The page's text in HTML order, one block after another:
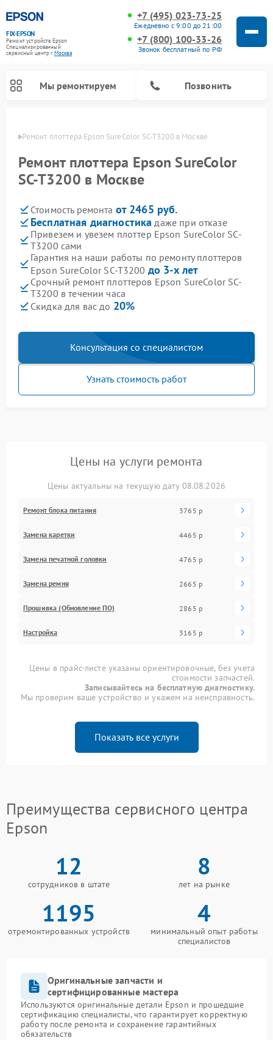
FIX-EPSON
Ремонт устройств Epson
Специализированный
cервисный центр г.Москва
+7 (495) 023-73-25
Ежедневно с 9:00 до 21:00
+7 (800) 100-33-26
Звонок бесплатный по РФ
Мы ремонтируем Позвонить
Ремонт плоттера Epson SureColor SC-T3200 в Москве
Ремонт плоттера Epson SureColor
SC-T3200 в Москве
Стоимость ремонта от 2465 руб.
Бесплатная диагностика даже при отказе
Привезем и увезем плоттер Epson SureColor SC-
T3200 сами
Гарантия на наши работы по ремонту плоттеров
Epson SureColor SC-T3200 до 3-х лет
Срочный ремонт плоттеров Epson SureColor SC-
T3200 в течении часа
Скидка для вас до 20%
Консультация со специалистом
Узнать стоимость работ
Цены на услуги ремонта
Цены актуальны на текущую дату 08.08.2026
Ремонт блока питания 3765 р
Замена каретки 4465 р
Замена печатной головки 4765 р
Замена ремня 2665 р
Прошивка (Обновление ПО) 2865 р
Настройка 3165 р
Цены в прайс-листе указаны ориентировочные, без учета
стоимости запчастей.
Записывайтесь на бесплатную диагностику.
Мы проверим ваше устройство и укажем на неисправность.
Показать все услуги
Преимущества сервисного центра
Epson
12
сотрудников в штате
8
лет на рынке
1195
отремонтированных устройств
4
минимальный опыт работы
специалистов
Оригинальные запчасти и
сертифицированные мастера
Используются оригинальные детали Epson и прошедшие
сертификацию специалисты, что гарантирует корректную
работу после ремонта и сохранение гарантийных
обязательств